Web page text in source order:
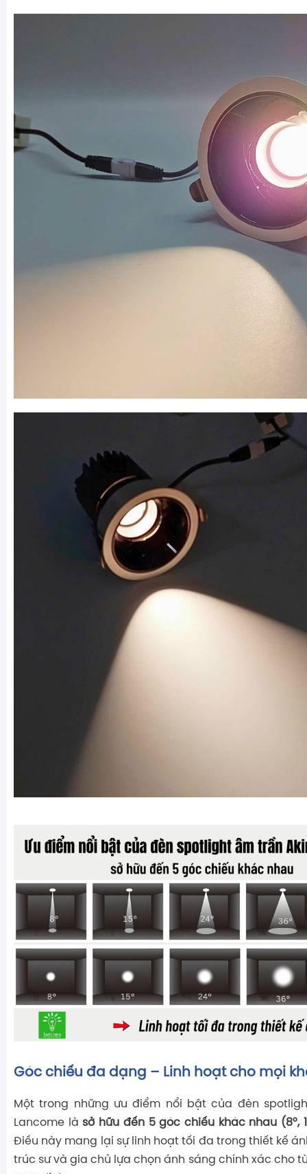
Góc chiếu đa dạng – Linh hoạt cho mọi
Một trong những ưu điểm nổi bật của đèn
Lancome làsở hữu đến 5 góc chiếu khác nhau (8°,
Điều này mang lại sự linh hoạt tối đa trong thiết kế
trúc sư và gia chủ lựa chọn ánh sáng chính xác cho